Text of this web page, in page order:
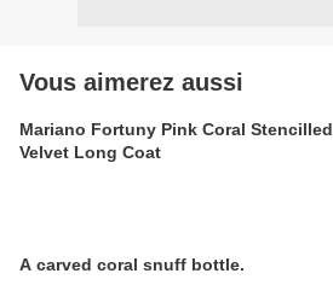
Vous aimerez aussi
Mariano Fortuny Pink Coral Stencilled
Velvet Long Coat
A carved coral snuff bottle.